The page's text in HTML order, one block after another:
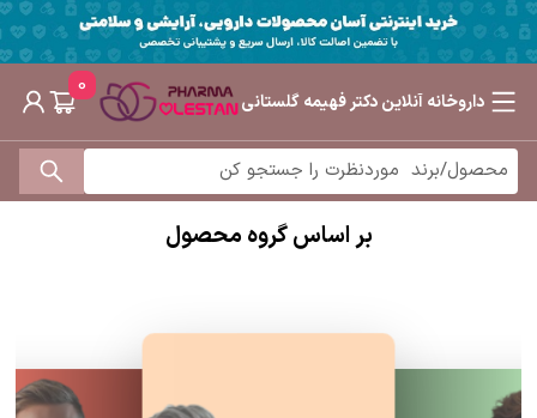
داروخانه آنلاین دکتر فهیمه گلستانی
0
بر اساس گروه محصول